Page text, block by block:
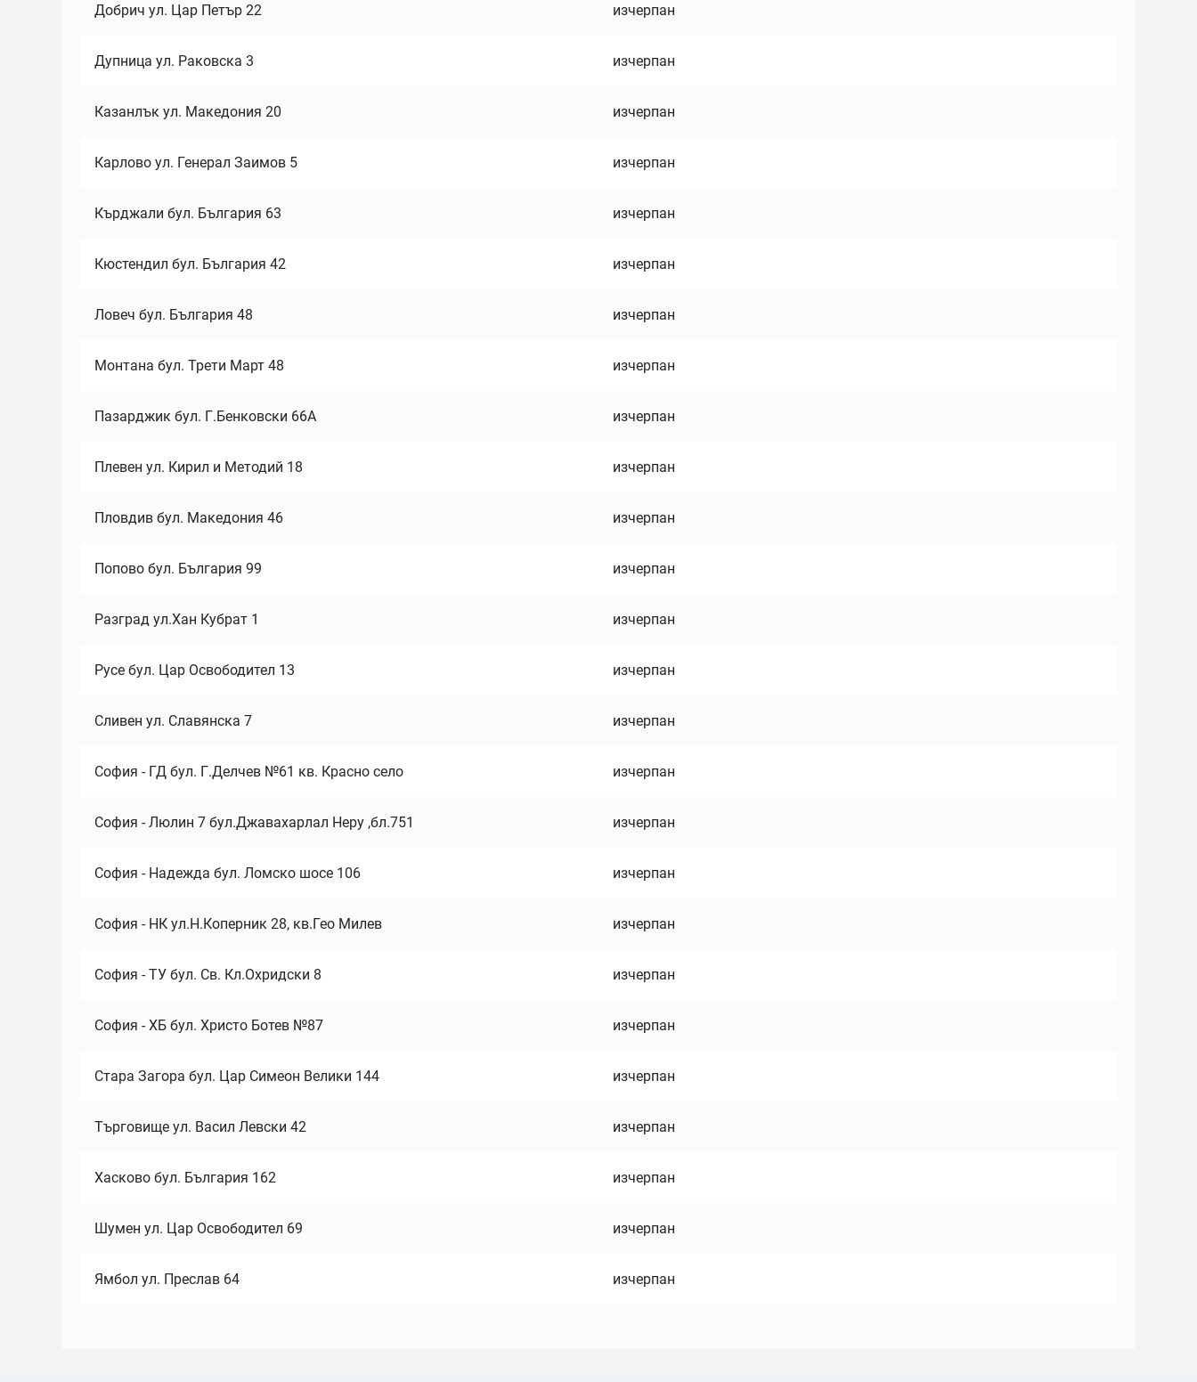
Добрич ул. Цар Петър 22 изчерпан
Дупница ул. Раковска 3 изчерпан
Казанлък ул. Македония 20 изчерпан
Карлово ул. Генерал Заимов 5 изчерпан
Кърджали бул. България 63 изчерпан
Кюстендил бул. България 42 изчерпан
Ловеч бул. България 48 изчерпан
Монтана бул. Трети Март 48 изчерпан
Пазарджик бул. Г.Бенковски 66А изчерпан
Плевен ул. Кирил и Методий 18 изчерпан
Пловдив бул. Македония 46 изчерпан
Попово бул. България 99 изчерпан
Разград ул.Хан Кубрат 1 изчерпан
Русе бул. Цар Освободител 13 изчерпан
Сливен ул. Славянска 7 изчерпан
София - ГД бул. Г.Делчев №61 кв. Красно село изчерпан
София - Люлин 7 бул.Джавахарлал Неру ,бл.751 изчерпан
София - Надежда бул. Ломско шосе 106 изчерпан
София - НК ул.Н.Коперник 28, кв.Гео Милев изчерпан
София - ТУ бул. Св. Кл.Охридски 8 изчерпан
София - ХБ бул. Христо Ботев №87 изчерпан
Стара Загора бул. Цар Симеон Велики 144 изчерпан
Търговище ул. Васил Левски 42 изчерпан
Хасково бул. България 162 изчерпан
Шумен ул. Цар Освободител 69 изчерпан
Ямбол ул. Преслав 64 изчерпан